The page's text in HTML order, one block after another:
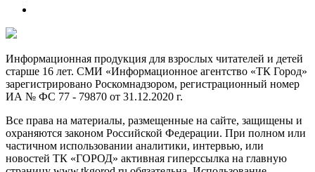
Информационная продукция для взрослых читателей и детей
старше 16 лет. СМИ «Информационное агентство «ТК Город»
зарегистрировано Роскомнадзором, регистрационный номер
ИА № ФС 77 - 79870 от 31.12.2020 г.
Все права на материалы, размещенные на сайте, защищены и
охраняются законом Российской Федерации. При полном или
частичном использовании аналитики, интервью, или
новостей ТК «ГОРОД» активная гиперссылка на главную